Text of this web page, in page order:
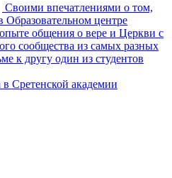
Своими впечатлениями о том,
Образовательном центре
общения о вере и Церкви с
сообщества из самых разных
к другу один из студентов
Сретенской академии